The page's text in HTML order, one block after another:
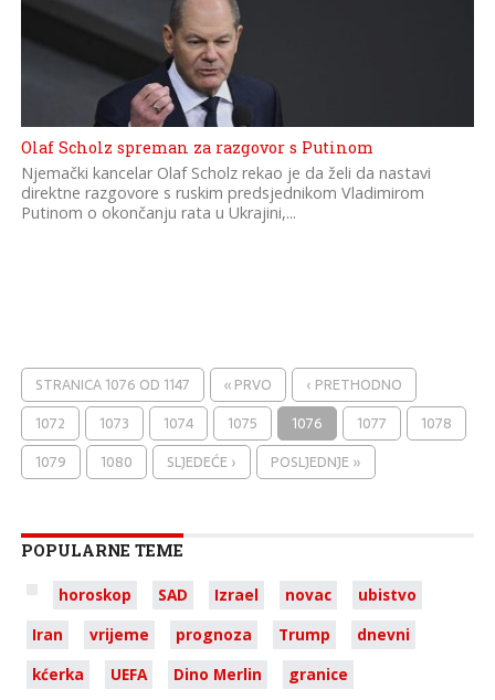
Olaf Scholz spreman za razgovor s Putinom
Njemački kancelar Olaf Scholz rekao je da želi da nastavi
direktne razgovore s ruskim predsjednikom Vladimirom
Putinom o okončanju rata u Ukrajini,...
STRANICA 1076 OD 1147 « PRVO
‹ PRETHODNO
1072
1073 1074 1075 1076 1077
1078
1079
1080 SLJEDEĆE › POSLJEDNJE »
POPULARNE TEME
horoskop SAD Izrael novac
ubistvo
Iran
vrijeme prognoza Trump
dnevni
kćerka
UEFA Dino Merlin granice